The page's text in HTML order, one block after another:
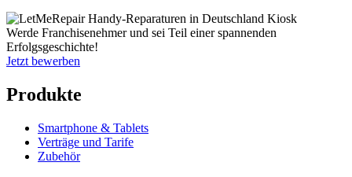
Werde Franchisenehmer und sei Teil einer spannenden
Erfolgsgeschichte!
Jetzt bewerben
Produkte
Smartphone & Tablets
Verträge und Tarife
Zubehör